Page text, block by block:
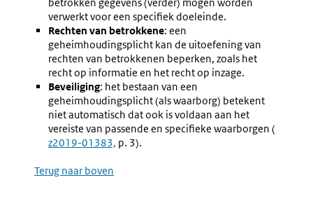
verwerkt voor een specifiek doeleinde.
Rechten van betrokkene: een
geheimhoudingsplicht kan de uitoefening van
rechten van betrokkenen beperken, zoals het
recht op informatie en het recht op inzage.
Beveiliging: het bestaan van een
geheimhoudingsplicht (als waarborg) betekent
niet automatisch dat ook is voldaan aan het
vereiste van passende en specifieke waarborgen (
z2019-01383, p. 3).
Terug naar boven